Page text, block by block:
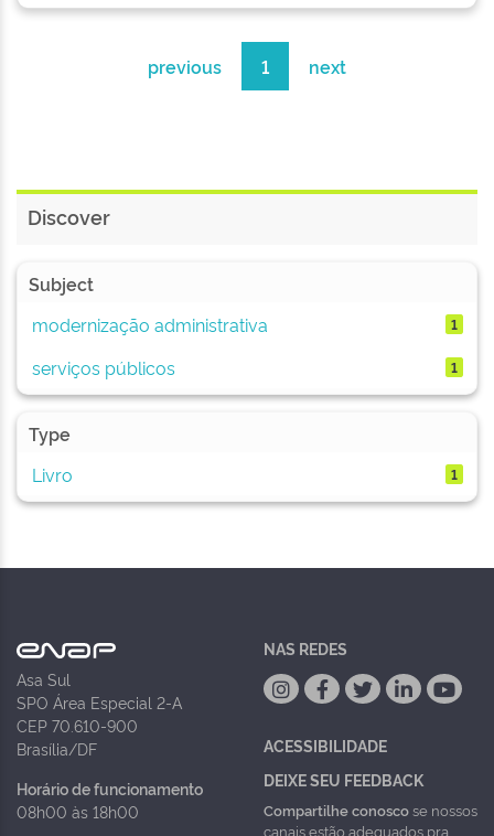
previous 1 next
Discover
Subject
modernização administrativa
1
serviços públicos 1
Type
Livro
1
Asa Sul
SPO Área Especial 2-A
CEP 70.610-900
Brasília/DF
Horário de funcionamento
08h00 às 18h00
NAS REDES
ACESSIBILIDADE
DEIXE SEU FEEDBACK
Compartilhe conoscose nossos
canais estão adequados pra